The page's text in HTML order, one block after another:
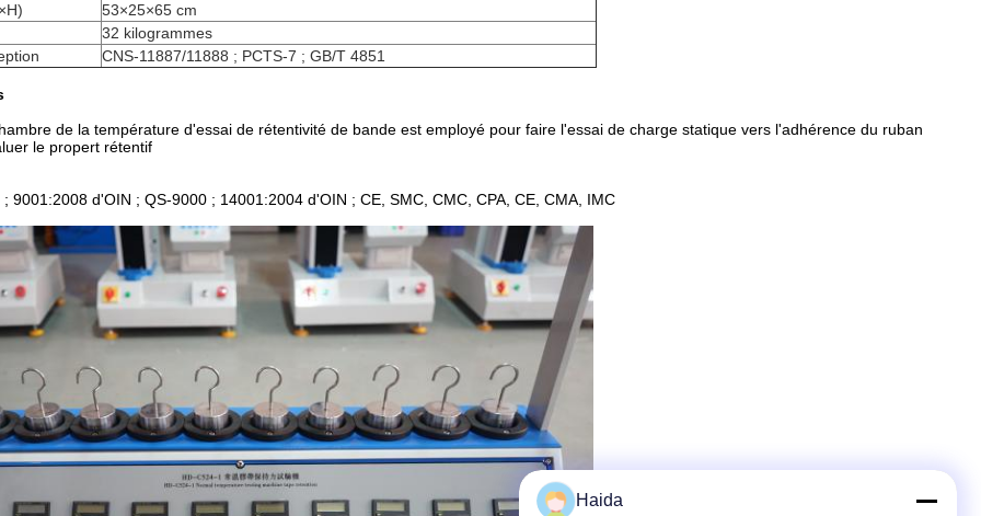
53×25×65 cm
32 kilogrammes
CNS-11887/11888 ; PCTS-7 ; GB/T 4851
de la température d'essai de rétentivité de bande est employé pour faire l'essai de charge statique vers l'adhérence du ruban
le propert rétentif
9001:2008 d'OIN ; QS-9000 ; 14001:2004 d'OIN ; CE, SMC, CMC, CPA, CE, CMA, IMC
Haida